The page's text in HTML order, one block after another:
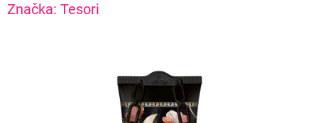
Značka: Tesori